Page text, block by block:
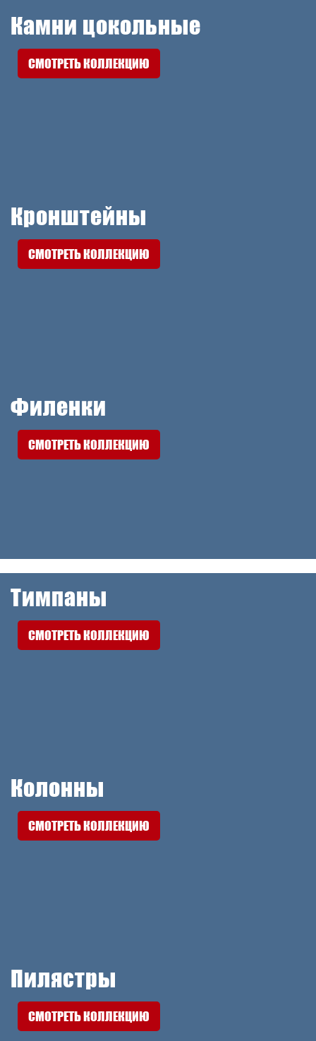
Камни цокольные
СМОТРЕТЬ КОЛЛЕКЦИЮ
Кронштейны
СМОТРЕТЬ КОЛЛЕКЦИЮ
Филенки
СМОТРЕТЬ КОЛЛЕКЦИЮ
Тимпаны
СМОТРЕТЬ КОЛЛЕКЦИЮ
Колонны
СМОТРЕТЬ КОЛЛЕКЦИЮ
Пилястры
СМОТРЕТЬ КОЛЛЕКЦИЮ